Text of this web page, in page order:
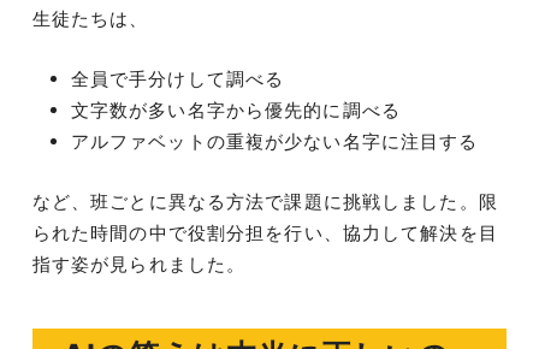
生徒たちは、
全員で手分けして調べる
文字数が多い名字から優先的に調べる
アルファベットの重複が少ない名字に注目する
など、班ごとに異なる方法で課題に挑戦しました。限
られた時間の中で役割分担を行い、協力して解決を目
指す姿が見られました。